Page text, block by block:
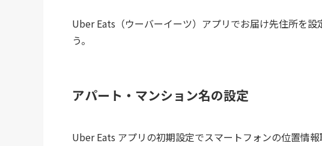
Uber Eats（ウーバーイーツ）アプリでお届け先住所を
う。
アパート・マンション名の設定
Uber Eats アプリの初期設定でスマートフォンの位置情